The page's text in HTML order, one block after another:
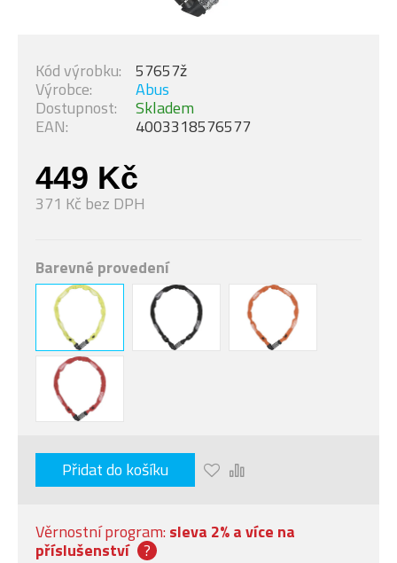
449 Kč
371 Kč bez DPH
Dostupnost: Skladem
Výrobce: Abus
Kód výrobku: 57657ž
EAN: 4003318576577
Barevné provedení
Přidat do košíku
Věrnostní program: sleva 2% a více na
příslušenství ?